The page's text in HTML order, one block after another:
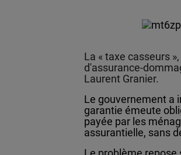
La « taxe casseurs
d'assurance-
Laurent Granier.
Le gouvernement a
garantie émeute
payée par les
assurantielle, sans